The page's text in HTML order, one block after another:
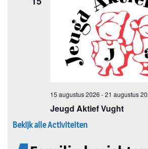
Bekijk alle Activiteiten